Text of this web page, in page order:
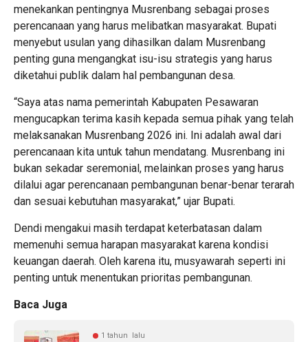
menekankan pentingnya Musrenbang sebagai proses
perencanaan yang harus melibatkan masyarakat. Bupati
menyebut usulan yang dihasilkan dalam Musrenbang
penting guna mengangkat isu-isu strategis yang harus
diketahui publik dalam hal pembangunan desa.
‎“Saya atas nama pemerintah Kabupaten Pesawaran
mengucapkan terima kasih kepada semua pihak yang telah
melaksanakan Musrenbang 2026 ini. Ini adalah awal dari
perencanaan kita untuk tahun mendatang. Musrenbang ini
bukan sekadar seremonial, melainkan proses yang harus
dilalui agar perencanaan pembangunan benar-benar terarah
dan sesuai kebutuhan masyarakat,” ujar Bupati.
‎Dendi mengakui masih terdapat keterbatasan dalam
memenuhi semua harapan masyarakat karena kondisi
keuangan daerah. Oleh karena itu, musyawarah seperti ini
penting untuk menentukan prioritas pembangunan.
Baca Juga
1 tahun lalu